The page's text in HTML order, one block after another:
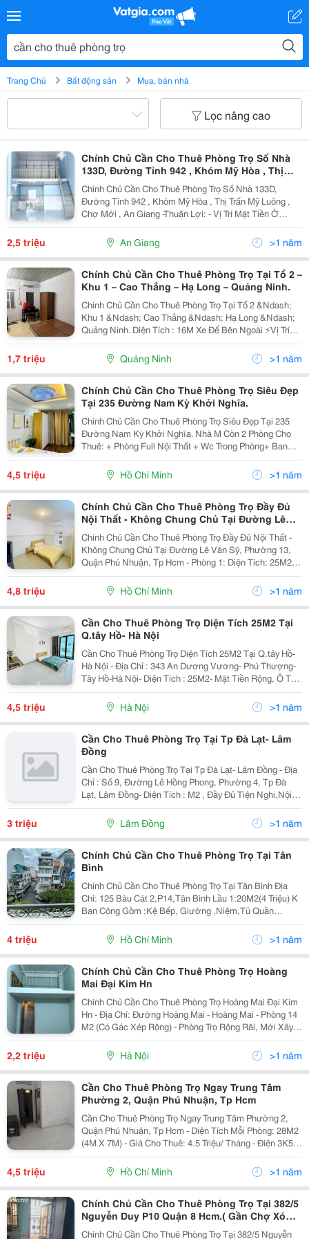
Trang Chủ Bất động sản Mua, bán nhà
Lọc nâng cao
Chính Chủ Cần Cho Thuê Phòng Trọ Số Nhà
133D, Đường Tỉnh 942 , Khóm Mỹ Hòa , Thị
Trấn Mỹ Luông , Chợ Mới , An Giang
Chính Chủ Cần Cho Thuê Phòng Trọ Số Nhà 133D,
Đường Tỉnh 942 , Khóm Mỹ Hòa , Thị Trấn Mỹ Luông ,
Chợ Mới , An Giang -Thuận Lợi: - Vị Trí Mặt Tiền Ở
Đường Lộ Mới - Gần Khu Du Lịch Sinh Thái Mỹ Luông,
Bệnh Viện, Trường Học, Uỷ Ban Nhân Dân Mỹ...
2,5 triệu An Giang >1 năm
Chính Chủ Cần Cho Thuê Phòng Trọ Tại Tổ 2 –
Khu 1 – Cao Thắng – Hạ Long – Quảng Ninh.
Chính Chủ Cần Cho Thuê Phòng Trọ Tại Tổ 2 &Ndash;
Khu 1 &Ndash; Cao Thắng &Ndash; Hạ Long &Ndash;
Quảng Ninh. Diện Tích : 16M Xe Để Bên Ngoài ⚡️Vị Trí
Đẹp , Giao Thông Thuận Tiện, Dân Cư Thân Thiện ✅
Hợp Đồng Chính Chủ, Phòng Khép Kín Không...
1,7 triệu Quảng Ninh >1 năm
Chính Chủ Cần Cho Thuê Phòng Trọ Siêu Đẹp
Tại 235 Đường Nam Kỳ Khởi Nghĩa.
Chính Chủ Cần Cho Thuê Phòng Trọ Siêu Đẹp Tại 235
Đường Nam Kỳ Khởi Nghĩa. Nhà M Còn 2 Phòng Cho
Thuê: + Phòng Full Nội Thất + Wc Trong Phòng+ Ban
Công Đón Nắng. Giá: 5.2 Triệu/ Tháng. + Phòng Full Nội
Thất + Wc Trong Phòng Không Có Ban Công....
4,5 triệu Hồ Chí Minh >1 năm
Chính Chủ Cần Cho Thuê Phòng Trọ Đầy Đủ
Nội Thất - Không Chung Chủ Tại Đường Lê
Văn Sỹ, Phường 13, Quận Phú
Chính Chủ Cần Cho Thuê Phòng Trọ Đầy Đủ Nội Thất -
Không Chung Chủ Tại Đường Lê Văn Sỹ, Phường 13,
Quận Phú Nhuận, Tp Hcm - Phòng 1: Diện Tích: 25M2.
Giá Cho Thuê: 4,8 Triệu/ Tháng. - Phòng 2: Diện Tích
30M2, Có Ban Công. Giá Cho Thuê: 5,8 Triệu/...
4,8 triệu Hồ Chí Minh >1 năm
Cần Cho Thuê Phòng Trọ Diện Tích 25M2 Tại
Q.tây Hồ- Hà Nội
Cần Cho Thuê Phòng Trọ Diện Tích 25M2 Tại Q.tây Hồ-
Hà Nội - Địa Chỉ : 343 An Dương Vương- Phú Thượng-
Tây Hồ-Hà Nội- Diện Tích : 25M2- Mặt Tiền Rộng, Ô Tô
Thoải Mái Đi Lại- Nhà Có Thang Máy- Khu Dân Cư
Đông, Yên Tĩnh, An Ninh Tốt. Tiện Ích Xung...
4,5 triệu Hà Nội >1 năm
Cần Cho Thuê Phòng Trọ Tại Tp Đà Lạt- Lâm
Đồng
Cần Cho Thuê Phòng Trọ Tại Tp Đà Lạt- Lâm Đồng - Địa
Chỉ : Số 9, Đường Lê Hồng Phong, Phường 4, Tp Đà
Lạt, Lâm Đồng- Diện Tích : M2 , Đầy Đủ Tiện Nghi,Nội
Thất- Khu Dân Cư Đông, Yên Tĩnh, An Ninh Tốt. Tiện
Ích Xung Quanh Đầy Đủ.- Gần Siêu Thị, Gần...
3 triệu Lâm Đồng >1 năm
Chính Chủ Cần Cho Thuê Phòng Trọ Tại Tân
Bình
Chính Chủ Cần Cho Thuê Phòng Trọ Tại Tân Bình Địa
Chỉ: 125 Bàu Cát 2,P14,Tân Bình Lầu 1:20M2(4 Triệu) K
Ban Công Gồm :Kệ Bếp, Giường ,Niệm,Tủ Quần
Áo,Máy Lạnh,Máy Nước Nóng Lạnh&Hellip;. Lầu3:
40M2(5,5 Triệu) Có Ban Công Gồm:kệ Bếp ,Giường...
4 triệu Hồ Chí Minh >1 năm
Chính Chủ Cần Cho Thuê Phòng Trọ Hoàng
Mai Đại Kim Hn
Chính Chủ Cần Cho Thuê Phòng Trọ Hoàng Mai Đại Kim
Hn - Địa Chỉ: Đường Hoàng Mai - Hoàng Mai - Phòng 14
M2 (Có Gác Xép Rộng) - Phòng Trọ Rộng Rãi, Mới Xây
Dựng Sạch Sẽ, Thoáng Mát. - Wc Khép Kín, Chỗ Nấu
Ăn, Phơi Đồ. (Điện 3.500Đ, Nước 30.000Đ)...
2,2 triệu Hà Nội >1 năm
Cần Cho Thuê Phòng Trọ Ngay Trung Tâm
Phường 2, Quận Phú Nhuận, Tp Hcm
Cần Cho Thuê Phòng Trọ Ngay Trung Tâm Phường 2,
Quận Phú Nhuận, Tp Hcm - Diện Tích Mỗi Phòng: 28M2
(4M X 7M) - Giá Cho Thuê: 4.5 Triệu/ Tháng - Điện 3K5,
Nước 100K/ Người - Vị Trí Ngay Trung Tâm Quận Phú
Nhuận, Khu Phố Ẩm Thực Phan Xích Long -...
4,5 triệu Hồ Chí Minh >1 năm
Chính Chủ Cần Cho Thuê Phòng Trọ Tại 382/5
Nguyễn Duy P10 Quận 8 Hcm.( Gần Chợ Xóm
Củi)
Chính Chủ Cần Cho Thuê Phòng Trọ Tại 382/5 Nguyễn